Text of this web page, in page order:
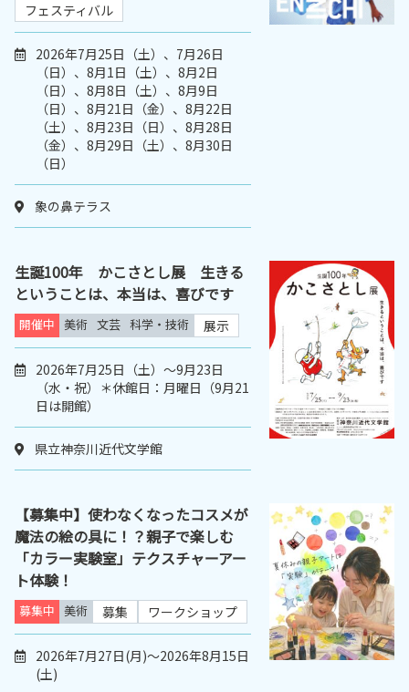
フェスティバル
2026年7月25日（土）、7月26日
（日）、8月1日（土）、8月2日
（日）、8月8日（土）、8月9日
（日）、8月21日（金）、8月22日
（土）、8月23日（日）、8月28日
（金）、8月29日（土）、8月30日
（日）
象の鼻テラス
生誕100年 かこさとし展 生きる
ということは、本当は、喜びです
開催中 美術 文芸 科学・技術 展示
2026年7月25日（土）～9月23日
（水・祝）＊休館日：月曜日（9月21
日は開館）
県立神奈川近代文学館
【募集中】使わなくなったコスメが
魔法の絵の具に！？親子で楽しむ
「カラー実験室」テクスチャーアー
ト体験！
募集中 美術 募集 ワークショップ
2026年7月27日(月)～2026年8月15日
(土)